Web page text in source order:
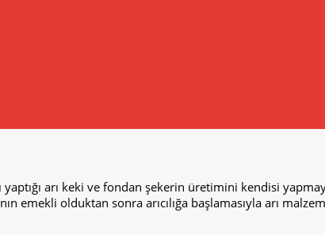
arı keki ve fondan şekerin üretimini kendisi
olduktan sonra arıcılığa başlamasıyla arı